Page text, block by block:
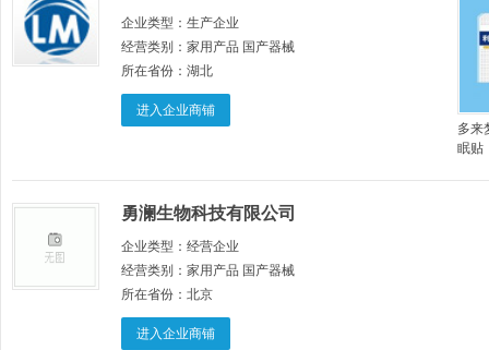
企业类型： 生产企业
经营类别： 家用产品 国产器械
所在省份： 湖北
进入企业商铺
多来
眠贴
勇澜生物科技有限公司
企业类型： 经营企业
经营类别： 家用产品 国产器械
所在省份： 北京
进入企业商铺